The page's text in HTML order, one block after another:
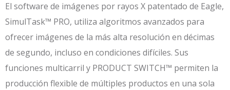
El software de imágenes por rayos X patentado de Eagle,
SimulTask™ PRO, utiliza algoritmos avanzados para
ofrecer imágenes de la más alta resolución en décimas
de segundo, incluso en condiciones difíciles. Sus
funciones multicarril y PRODUCT SWITCH™ permiten la
producción flexible de múltiples productos en una sola